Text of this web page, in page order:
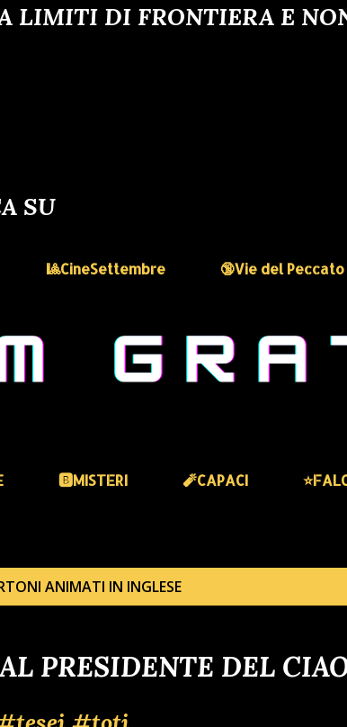
LIMITI DI FRONTIERA E
SU
🎱CineSettembre 🔞Vie del Peccato
🅱️MISTERI 🧨CAPACI
ANIMATI IN INGLESE
PRESIDENTE DEL